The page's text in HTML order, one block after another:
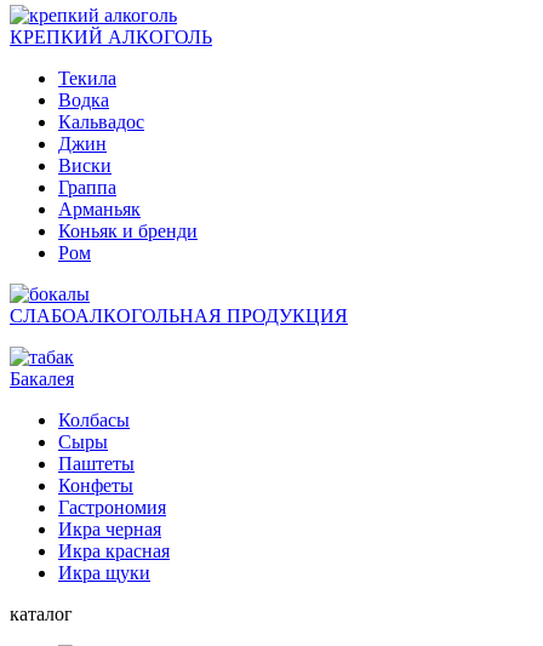
КРЕПКИЙ АЛКОГОЛЬ
Текила
Водка
Кальвадос
Джин
Виски
Граппа
Арманьяк
Коньяк и бренди
Ром
СЛАБОАЛКОГОЛЬНАЯ ПРОДУКЦИЯ
Бакалея
Колбасы
Сыры
Паштеты
Конфеты
Гастрономия
Икра черная
Икра красная
Икра щуки
каталог